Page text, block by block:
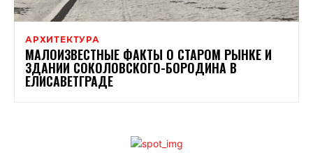
АРХИТЕКТУРА
МАЛОИЗВЕСТНЫЕ ФАКТЫ О СТАРОМ РЫНКЕ И
ЗДАНИИ СОКОЛОВСКОГО-БОРОДИНА В
ЕЛИСАВЕТГРАДЕ